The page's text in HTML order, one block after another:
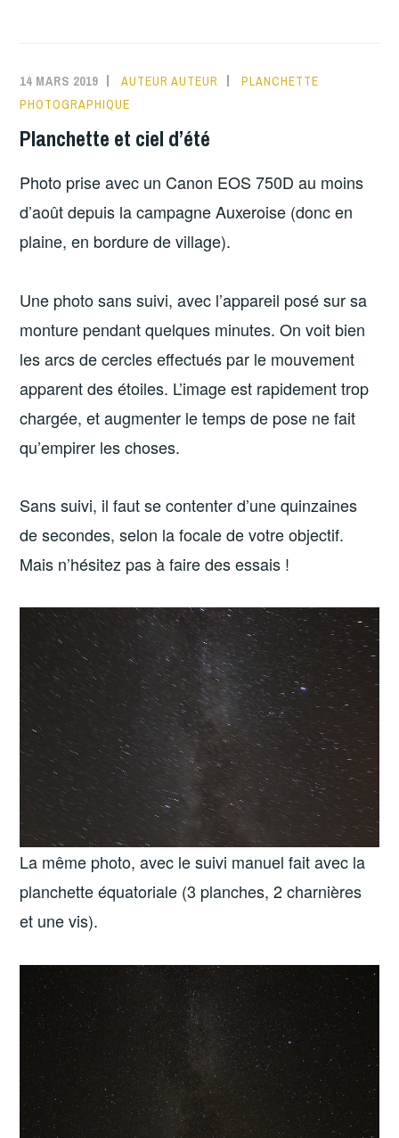
14 MARS 2019 AUTEUR AUTEUR
PLANCHETTE
PHOTOGRAPHIQUE
Planchette et ciel d’été
Photo prise avec un Canon EOS 750D au moins
d’août depuis la campagne Auxeroise (donc en
plaine, en bordure de village).
Une photo sans suivi, avec l’appareil posé sur sa
monture pendant quelques minutes. On voit bien
les arcs de cercles effectués par le mouvement
apparent des étoiles. L’image est rapidement trop
chargée, et augmenter le temps de pose ne fait
qu’empirer les choses.
Sans suivi, il faut se contenter d’une quinzaines
de secondes, selon la focale de votre objectif.
Mais n’hésitez pas à faire des essais !
La même photo, avec le suivi manuel fait avec la
planchette équatoriale (3 planches, 2 charnières
et une vis).